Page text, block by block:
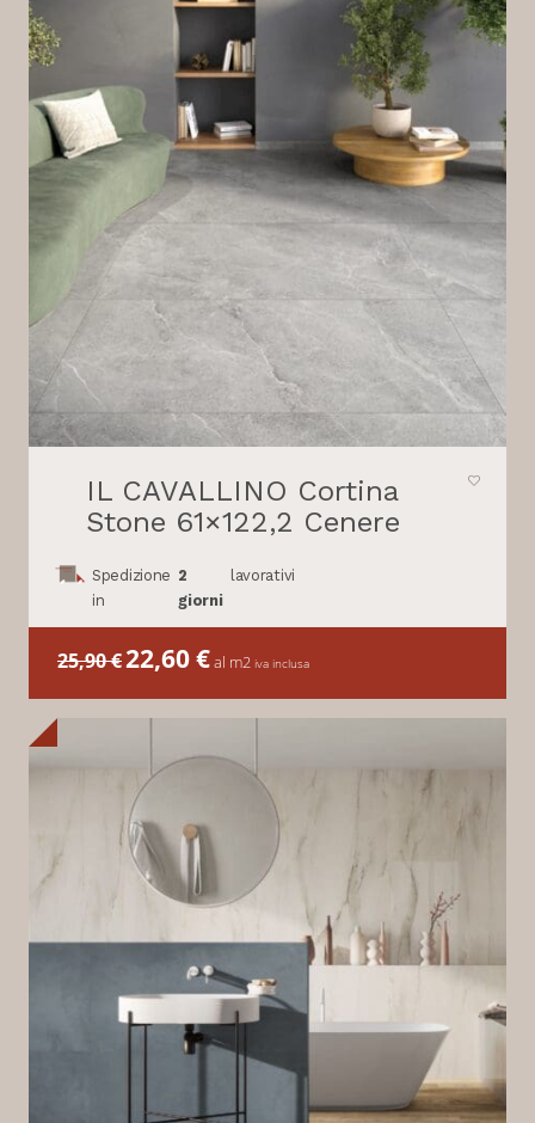
IL CAVALLINO Cortina
Stone 61×122,2 Cenere
Spedizione
in
2
giorni
lavorativi
25,90€ Il
prezzo
era:
22,60€Il
prezzo
è:
al m2 iva inclusa